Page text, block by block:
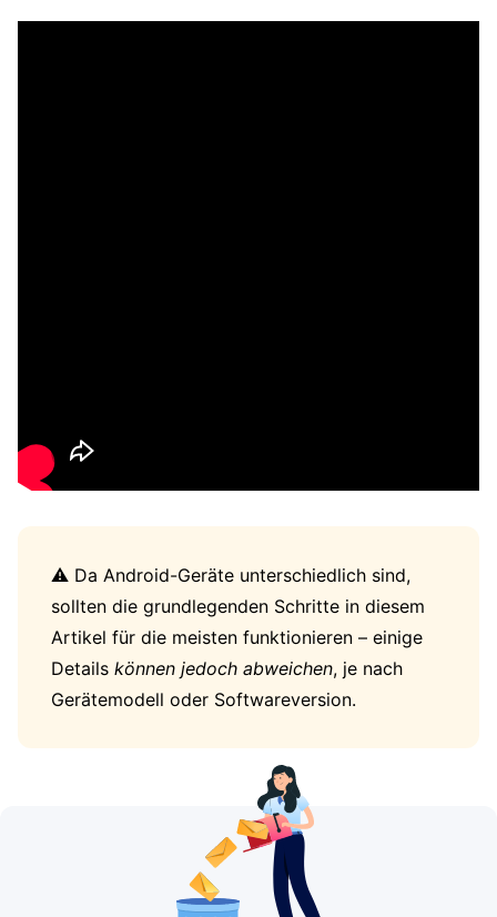
⚠️ Da Android-Geräte unterschiedlich sind,
sollten die grundlegenden Schritte in diesem
Artikel für die meisten funktionieren – einige
Details können jedoch abweichen, je nach
Gerätemodell oder Softwareversion.